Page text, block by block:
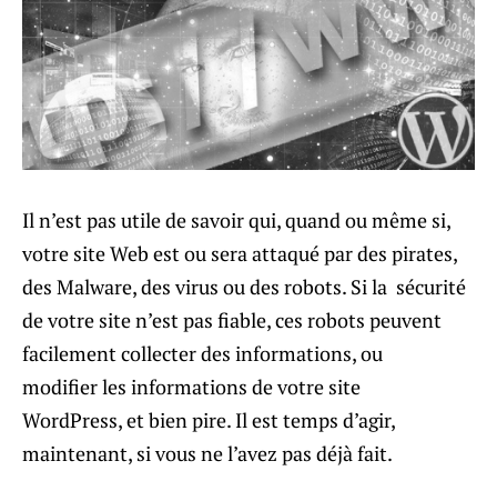
Il n’est pas utile de savoir qui, quand ou même si,
votre site Web est ou sera attaqué par des pirates,
des Malware, des virus ou des robots. Si la sécurité
de votre site n’est pas fiable, ces robots peuvent
facilement collecter des informations, ou
modifier les informations de votre site
WordPress, et bien pire. Il est temps d’agir,
maintenant, si vous ne l’avez pas déjà fait.